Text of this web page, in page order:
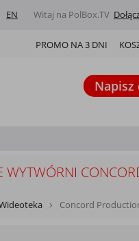
Witaj na PolBox.TV
EN
PROMO NA 3 DNI
Napisz
WYTWÓRNI
Concord